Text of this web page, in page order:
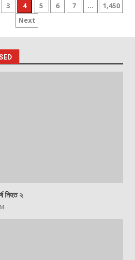
3 4 5 6 7 …
1,450
Next
নিহত ২